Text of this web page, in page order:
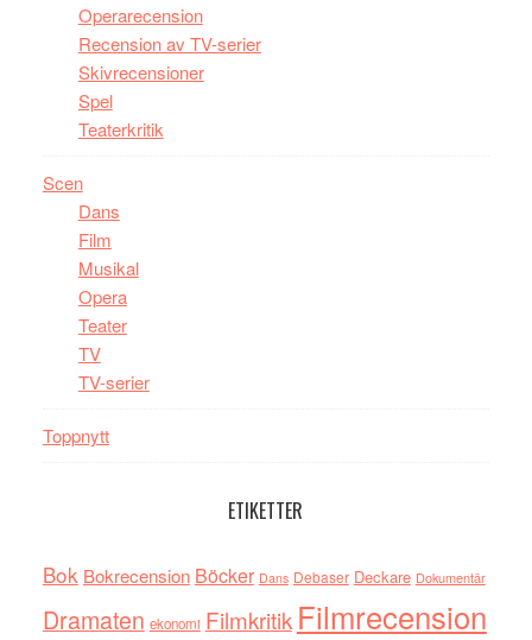
Operarecension
Recension av TV-serier
Skivrecensioner
Spel
Teaterkritik
Scen
Dans
Film
Musikal
Opera
Teater
TV
TV-serier
Toppnytt
ETIKETTER
Bok Bokrecension Böcker Dans Debaser Deckare Dokumentär
Dramaten ekonomi Filmkritik Filmrecension